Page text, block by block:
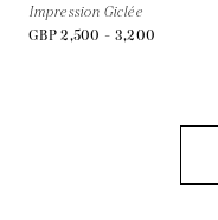
Impression Giclée
GBP 2,500 - 3,200